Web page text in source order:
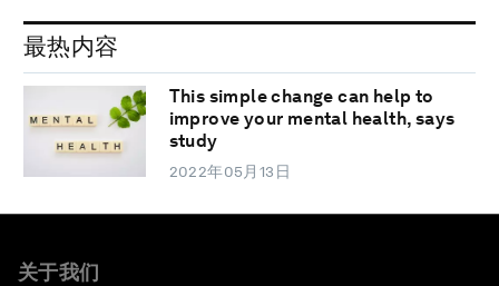
最热内容
This simple change can help to
improve your mental health, says
study
2022年05月13日
关于我们